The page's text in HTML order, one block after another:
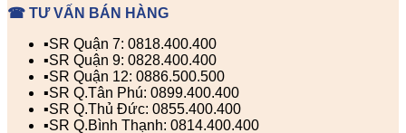
☎ TƯ VẤN BÁN HÀNG
▪️SR Quận 7: 0818.400.400
▪️SR Quận 9: 0828.400.400
▪️SR Quận 12: 0886.500.500
▪️SR Q.Tân Phú: 0899.400.400
▪️SR Q.Thủ Đức: 0855.400.400
▪️SR Q.Bình Thạnh: 0814.400.400